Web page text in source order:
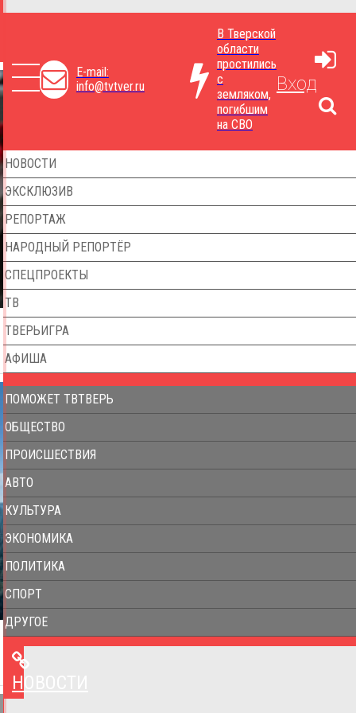
E-mail:
info@tvtver.ru
В Тверской
области
простились
с
земляком,
погибшим
на СВО
Вход
НОВОСТИ
ЭКСКЛЮЗИВ
РЕПОРТАЖ
НАРОДНЫЙ РЕПОРТЁР
СПЕЦПРОЕКТЫ
ТВ
ТВЕРЬИГРА
АФИША
ПОМОЖЕТ ТВТВЕРЬ
ОБЩЕСТВО
ПРОИСШЕСТВИЯ
АВТО
КУЛЬТУРА
ЭКОНОМИКА
ПОЛИТИКА
СПОРТ
ДРУГОЕ
НОВОСТИ